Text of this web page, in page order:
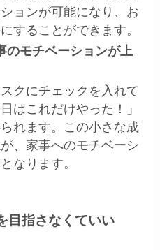
ョンが可能になり、お
することができます。
のモチベーションが上
クにチェックを入れて
はこれだけやった！」
れます。この小さな成
、家事へのモチベーシ
なります。
目指さなくていい